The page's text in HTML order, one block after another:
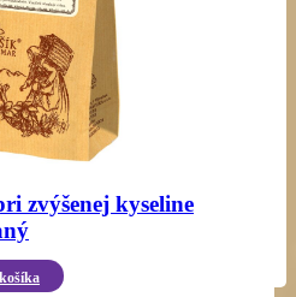
zvýšenej kyseline